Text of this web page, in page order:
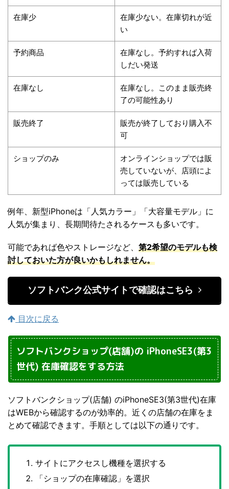
在庫少
在庫少ない。在庫切れが近
い
予約商品
在庫なし。予約すれば入荷
しだい発送
在庫なし
在庫なし。このまま販売終
了の可能性あり
販売終了
販売が終了しており購入不
可
ショップのみ
オンラインショップでは販
売していないが、店頭によ
っては販売している
例年、新型iPhoneは「人気カラー」「大容量モデル」に
人気が集まり、長期間待たされるケースも多いです。
可能であれば色やストレージなど、 第2希望のモデルも検
討しておいた方が良いかもしれません。
ソフトバンク公式サイトで確認はこちら
目次に戻る
ソフトバンクショップ(店舗)の iPhoneSE3(第3
世代) 在庫確認をする方法
ソフトバンクショップ(店舗) のiPhoneSE3(第3世代)在庫
はWEBから確認するのが効率的。近くの店舗の在庫をま
とめて確認できます。手順としては以下の通りです。
サイトにアクセスし機種を選択する
「ショップの在庫確認」を選択